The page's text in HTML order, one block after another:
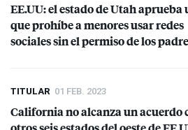
EE.UU: el estado de Utah aprueba
que prohíbe a menores usar redes
sociales sin el permiso de los
TITULAR 01 FEB. 2023
California no alcanza un acuerdo